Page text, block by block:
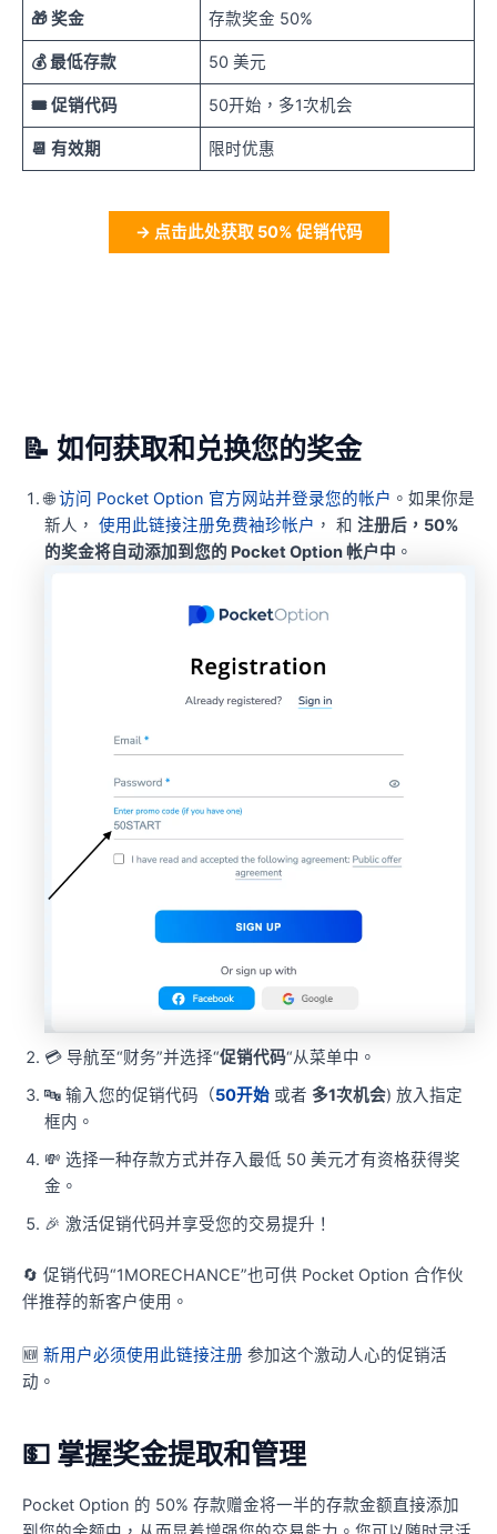
🎁 奖金 存款奖金 50%
💰 最低存款 50 美元
🎟️ 促销代码 50开始，多1次机会
📆 有效期 限时优惠
→ 点击此处获取 50% 促销代码
📝 如何获取和兑换您的奖金
🌐访问 Pocket Option 官方网站并登录您的帐户 。如果你是
新人， 使用此链接注册免费袖珍帐户 ， 和 注册后，50%
的奖金将自动添加到您的 Pocket Option 帐户中 。
💳 导航至“财务”并选择“促销代码“从菜单中。
🔤 输入您的促销代码（50开始 或者 多1次机会) 放入指定
框内。
💸 选择一种存款方式并存入最低 50 美元才有资格获得奖
金。
🎉 激活促销代码并享受您的交易提升！
🔄 促销代码“1MORECHANCE”也可供 Pocket Option 合作伙
伴推荐的新客户使用。
🆕 新用户必须使用此链接注册 参加这个激动人心的促销活
动。
💵 掌握奖金提取和管理
Pocket Option 的 50% 存款赠金将一半的存款金额直接添加